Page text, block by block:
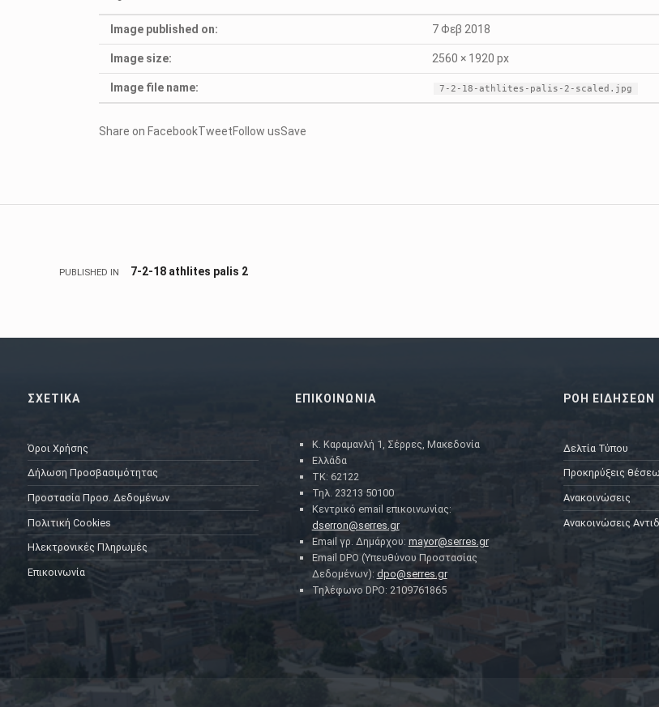
Image published on: 7 Φεβ 2018
Image size: 2560 × 1920 px
Image file name: 7-2-18-athlites-palis-2-scaled.jpg
Share on FacebookTweetFollow usSave
Πλοήγηση άρθρων
PUBLISHED IN 7-2-18 athlites palis 2
ΣΧΕΤΙΚΑ
Όροι Χρήσης
Δήλωση Προσβασιμότητας
Προστασία Προσ. Δεδομένων
Πολιτική Cookies
Ηλεκτρονικές Πληρωμές
Επικοινωνία
ΕΠΙΚΟΙΝΩΝΙΑ
Κ. Καραμανλή 1, Σέρρες, Μακεδονία
Ελλάδα
ΤΚ: 62122
Τηλ. 23213 50100
Κεντρικό email επικοινωνίας:
dserron@serres.gr
Email γρ. Δημάρχου: mayor@serres.gr
Email DPO (Υπευθύνου Προστασίας
Δεδομένων): dpo@serres.gr
Τηλέφωνο DPO: 2109761865
ΡΟΗ ΕΙΔΗΣΕΩΝ
Δελτία Τύπου
Προκηρύξεις
Ανακοινώσεις
Ανακοινώσεις